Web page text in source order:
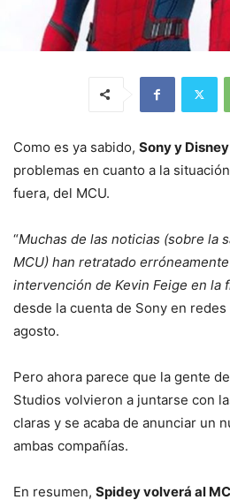
Como es ya sabido, Sony y Disney
problemas en cuanto a la
fuera, del MCU.
“Muchas de las noticias (sobre la
MCU) han retratado
intervención de Kevin Feige en la
desde la cuenta de Sony en
agosto.
Pero ahora parece que la gente
Studios volvieron a juntarse con
claras y se acaba de anunciar un
ambas compañías.
En resumen, Spidey volverá al